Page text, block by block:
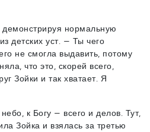
нормальную
детских уст. — Ты чего
не смогла выдавить, потому
что это, скорей всего,
Зойки и так хватает. Я
к Богу — всего и делов. Тут,
Зойка и взялась за третью